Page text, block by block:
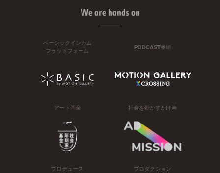
We are hands on
ベーシックインカム
プラットフォーム
PODCAST番組
アート基金 社会を動かすかけ声
プロデュース プロダクション